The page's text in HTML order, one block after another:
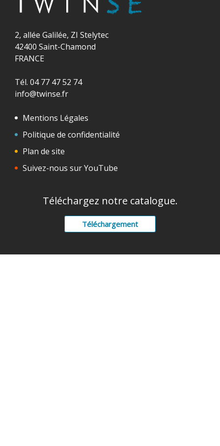
2, allée Galilée, ZI Stelytec
42400 Saint-Chamond
FRANCE
Tél. 04 77 47 52 74
info@twinse.fr
Mentions Légales
Politique de confidentialité
Plan de site
Suivez-nous sur YouTube
Téléchargez notre catalogue.
Téléchargement